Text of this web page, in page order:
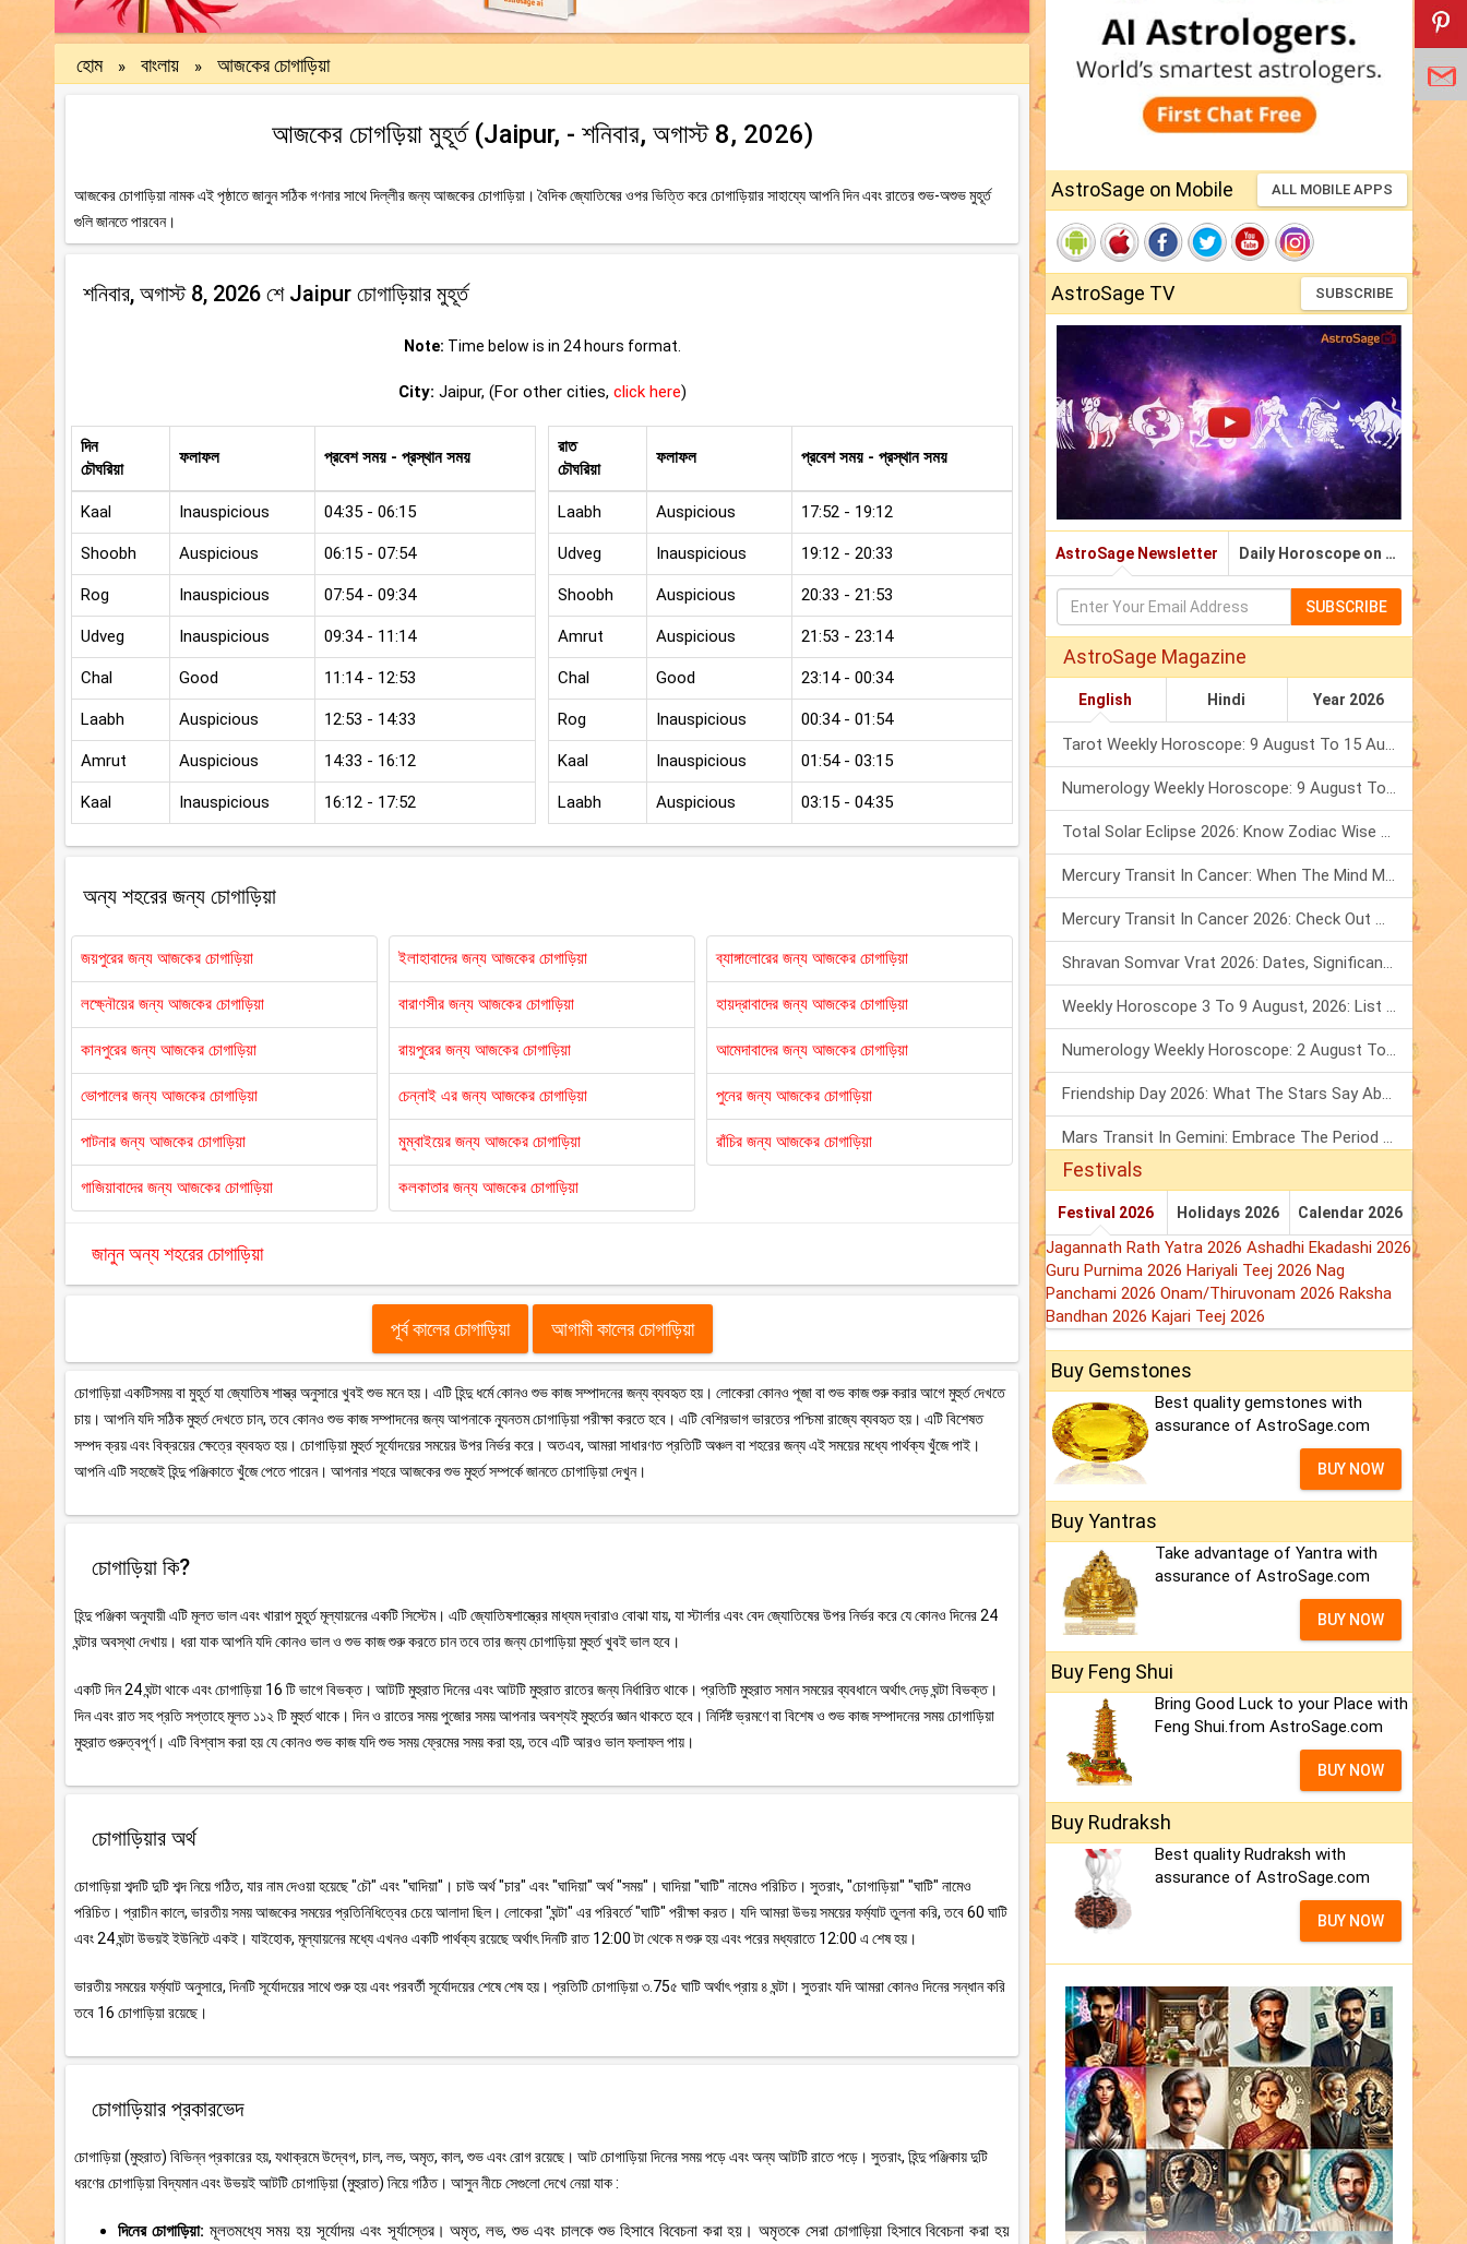
হোম » বাংলায় » আজকের চোগাড়িয়া
আজকের চোগড়িয়া মুহূর্ত (Jaipur, - শনিবার, অগাস্ট 8, 2026)
আজকের চোগাড়িয়া নামক এই পৃষ্ঠাতে জানুন সঠিক গণনার সাথে দিল্লীর জন্য আজকের চোগাড়িয়া। বৈদিক জ্যোতিষের ওপর ভিত্তি করে চোগাড়িয়ার সাহায্যে আপনি দিন এবং রাতের শুভ-অশুভ মুহূর্ত
গুলি জানতে পারবেন।
শনিবার, অগাস্ট 8, 2026 শে Jaipur চোগাড়িয়ার মুহূর্ত
Note: Time below is in 24 hours format.
City: Jaipur, (For other cities, click here)
দিন
চৌঘরিয়া
ফলাফল প্রবেশ সময় - প্রস্থান সময়
Kaal Inauspicious 04:35 - 06:15
Shoobh Auspicious 06:15 - 07:54
Rog Inauspicious 07:54 - 09:34
Udveg Inauspicious 09:34 - 11:14
Chal Good 11:14 - 12:53
Laabh Auspicious 12:53 - 14:33
Amrut Auspicious 14:33 - 16:12
Kaal Inauspicious 16:12 - 17:52
রাত
চৌঘরিয়া
ফলাফল প্রবেশ সময় - প্রস্থান সময়
Laabh Auspicious 17:52 - 19:12
Udveg Inauspicious 19:12 - 20:33
Shoobh Auspicious 20:33 - 21:53
Amrut Auspicious 21:53 - 23:14
Chal Good 23:14 - 00:34
Rog Inauspicious 00:34 - 01:54
Kaal Inauspicious 01:54 - 03:15
Laabh Auspicious 03:15 - 04:35
অন্য শহরের জন্য চোগাড়িয়া
জয়পুরের জন্য আজকের চোগাড়িয়া
লক্ষ্নৌয়ের জন্য আজকের চোগাড়িয়া
কানপুরের জন্য আজকের চোগাড়িয়া
ভোপালের জন্য আজকের চোগাড়িয়া
পাটনার জন্য আজকের চোগাড়িয়া
গাজিয়াবাদের জন্য আজকের চোগাড়িয়া
ইলাহাবাদের জন্য আজকের চোগাড়িয়া
বারাণসীর জন্য আজকের চোগাড়িয়া
রায়পুরের জন্য আজকের চোগাড়িয়া
চেন্নাই এর জন্য আজকের চোগাড়িয়া
মুম্বাইয়ের জন্য আজকের চোগাড়িয়া
কলকাতার জন্য আজকের চোগাড়িয়া
ব্যাঙ্গালোরের জন্য আজকের চোগাড়িয়া
হায়দ্রাবাদের জন্য আজকের চোগাড়িয়া
আমেদাবাদের জন্য আজকের চোগাড়িয়া
পুনের জন্য আজকের চোগাড়িয়া
রাঁচির জন্য আজকের চোগাড়িয়া
জানুন অন্য শহরের চোগাড়িয়া
পূর্ব কালের চোগাড়িয়া আগামী কালের চোগাড়িয়া
চোগাড়িয়া একটিসময় বা মুহূর্ত যা জ্যোতিষ শাস্ত্র অনুসারে খুবই শুভ মনে হয়। এটি হিন্দু ধর্মে কোনও শুভ কাজ সম্পাদনের জন্য ব্যবহৃত হয়। লোকেরা কোনও পূজা বা শুভ কাজ শুরু করার আগে মুহুর্ত দেখতে
চায়। আপনি যদি সঠিক মুহুর্ত দেখতে চান, তবে কোনও শুভ কাজ সম্পাদনের জন্য আপনাকে ন্যূনতম চোগাড়িয়া পরীক্ষা করতে হবে। এটি বেশিরভাগ ভারতের পশ্চিমা রাজ্যে ব্যবহৃত হয়। এটি বিশেষত
সম্পদ ক্রয় এবং বিক্রয়ের ক্ষেত্রে ব্যবহৃত হয়। চোগাড়িয়া মুহুর্ত সূর্যোদয়ের সময়ের উপর নির্ভর করে। অতএব, আমরা সাধারণত প্রতিটি অঞ্চল বা শহরের জন্য এই সময়ের মধ্যে পার্থক্য খুঁজে পাই।
আপনি এটি সহজেই হিন্দু পঞ্জিকাতে খুঁজে পেতে পারেন। আপনার শহরে আজকের শুভ মুহুর্ত সম্পর্কে জানতে চোগাড়িয়া দেখুন।
চোগাড়িয়া কি?
হিন্দু পঞ্জিকা অনুযায়ী এটি মূলত ভাল এবং খারাপ মুহূর্ত মূল্যায়নের একটি সিস্টেম। এটি জ্যোতিষশাস্ত্রের মাধ্যম দ্বারাও বোঝা যায়, যা স্টার্লার এবং বেদ জ্যোতিষের উপর নির্ভর করে যে কোনও দিনের 24
ঘন্টার অবস্থা দেখায়। ধরা যাক আপনি যদি কোনও ভাল ও শুভ কাজ শুরু করতে চান তবে তার জন্য চোগাড়িয়া মুহুর্ত খুবই ভাল হবে।
একটি দিন 24 ঘন্টা থাকে এবং চোগাড়িয়া 16 টি ভাগে বিভক্ত। আটটি মুহুরাত দিনের এবং আটটি মুহুরাত রাতের জন্য নির্ধারিত থাকে। প্রতিটি মুহুরাত সমান সময়ের ব্যবধানে অর্থাৎ দেড় ঘন্টা বিভক্ত।
দিন এবং রাত সহ প্রতি সপ্তাহে মূলত ১১২ টি মুহুর্ত থাকে। দিন ও রাতের সময় পুজোর সময় আপনার অবশ্যই মুহুর্তের জ্ঞান থাকতে হবে। নির্দিষ্ট ভ্রমণে বা বিশেষ ও শুভ কাজ সম্পাদনের সময় চোগাড়িয়া
মুহুরাত গুরুত্বপূর্ণ। এটি বিশ্বাস করা হয় যে কোনও শুভ কাজ যদি শুভ সময় ফ্রেমের সময় করা হয়, তবে এটি আরও ভাল ফলাফল পায়।
চোগাড়িয়ার অর্থ
চোগাড়িয়া শব্দটি দুটি শব্দ নিয়ে গঠিত, যার নাম দেওয়া হয়েছে "চৌ" এবং "ঘাদিয়া"। চাউ অর্থ "চার" এবং "ঘাদিয়া" অর্থ "সময়"। ঘাদিয়া "ঘাটি" নামেও পরিচিত। সুতরাং, "চোগাড়িয়া" "ঘাটি" নামেও
পরিচিত। প্রাচীন কালে, ভারতীয় সময় আজকের সময়ের প্রতিনিধিত্বের চেয়ে আলাদা ছিল। লোকেরা "ঘন্টা" এর পরিবর্তে "ঘাটি" পরীক্ষা করত। যদি আমরা উভয় সময়ের ফর্ম্যাট তুলনা করি, তবে 60 ঘাটি
এবং 24 ঘন্টা উভয়ই ইউনিটে একই। যাইহোক, মূল্যায়নের মধ্যে এখনও একটি পার্থক্য রয়েছে অর্থাৎ দিনটি রাত 12:00 টা থেকে ম শুরু হয় এবং পরের মধ্যরাতে 12:00 এ শেষ হয়।
ভারতীয় সময়ের ফর্ম্যাট অনুসারে, দিনটি সূর্যোদয়ের সাথে শুরু হয় এবং পরবর্তী সূর্যোদয়ের শেষে শেষ হয়। প্রতিটি চোগাড়িয়া ৩.75৫ ঘাটি অর্থাৎ প্রায় ৪ ঘন্টা। সুতরাং যদি আমরা কোনও দিনের সন্ধান করি
তবে 16 চোগাড়িয়া রয়েছে।
চোগাড়িয়ার প্রকারভেদ
চোগাড়িয়া (মুহুরাত) বিভিন্ন প্রকারের হয়, যথাক্রমে উদ্বেগ, চাল, লভ, অমৃত, কাল, শুভ এবং রোগ রয়েছে। আট চোগাড়িয়া দিনের সময় পড়ে এবং অন্য আটটি রাতে পড়ে। সুতরাং, হিন্দু পঞ্জিকায় দুটি
ধরণের চোগাড়িয়া বিদ্যমান এবং উভয়ই আটটি চোগাড়িয়া (মুহুরাত) নিয়ে গঠিত। আসুন নীচে সেগুলো দেখে নেয়া যাক :
দিনের চোগাড়িয়া: মূলতমধ্যে সময় হয় সূর্যোদয় এবং সূর্যাস্তের। অমৃত, লভ, শুভ এবং চালকে শুভ হিসাবে বিবেচনা করা হয়। অমৃতকে সেরা চোগাড়িয়া হিসাবে বিবেচনা করা হয়
AstroSage on Mobile ALL MOBILE APPS
AstroSage TV SUBSCRIBE
AstroSage Newsletter Daily Horoscope on Email
SUBSCRIBE
AstroSage Magazine
English Hindi Year 2026
Tarot Weekly Horoscope: 9 August To 15 August, 2026
Numerology Weekly Horoscope: 9 August To 15 August, 2026
Total Solar Eclipse 2026: Know Zodiac Wise Prediction
Mercury Transit In Cancer: When The Mind Meets The Heart!
Mercury Transit In Cancer 2026: Check Out What It Brings For You
Shravan Somvar Vrat 2026: Dates, Significance & Rituals In August
Weekly Horoscope 3 To 9 August, 2026: List Of Fasts & Festivals
Numerology Weekly Horoscope: 2 August To 8 August, 2026
Friendship Day 2026: What The Stars Say About Your Best Friend!
Mars Transit In Gemini: Embrace The Period Full Of Energy & Intelligence
Festivals
Festival 2026 Holidays 2026 Calendar 2026
Jagannath Rath Yatra 2026 Ashadhi Ekadashi 2026
Guru Purnima 2026 Hariyali Teej 2026 Nag
Panchami 2026 Onam/Thiruvonam 2026 Raksha
Bandhan 2026 Kajari Teej 2026
Buy Gemstones
Best quality gemstones with
assurance of AstroSage.com
BUY NOW
Buy Yantras
Take advantage of Yantra with
assurance of AstroSage.com
BUY NOW
Buy Feng Shui
Bring Good Luck to your Place with
Feng Shui.from AstroSage.com
BUY NOW
Buy Rudraksh
Best quality Rudraksh with
assurance of AstroSage.com
BUY NOW